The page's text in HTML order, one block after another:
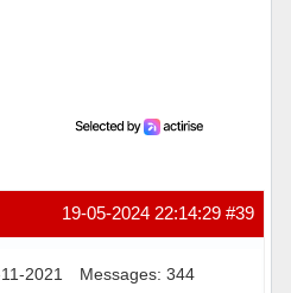
#39
19-05-2024 22:14:29
2021 Messages: 344